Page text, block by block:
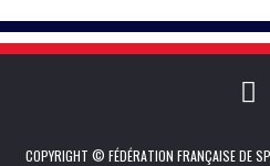
COPYRIGHT © FÉDÉRATION FRANÇAISE DE